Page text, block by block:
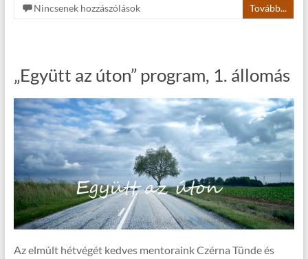
Nincsenek hozzászólások
Tovább...
„Együtt az úton” program, 1. állomás
Az elmúlt hétvégét kedves mentoraink Czérna Tünde és